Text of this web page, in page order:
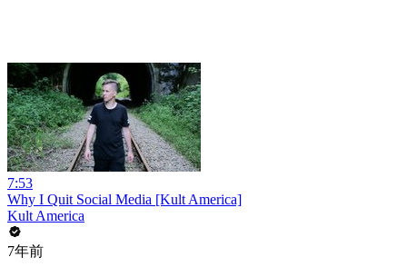
7:53
Why I Quit Social Media [Kult America]
Kult America
7年前